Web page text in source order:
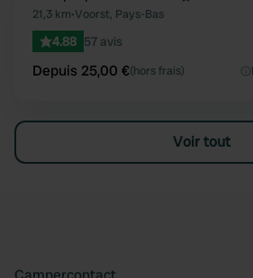
21,3 km•Voorst, Pays-Bas
4.88 57 avis
Depuis 25,00 €(hors frais)
Voir tout